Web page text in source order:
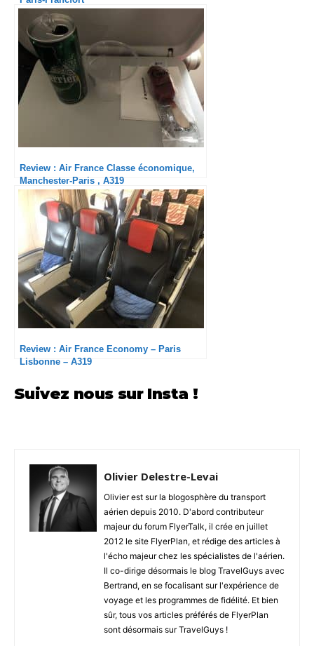
Review : Air France Classe économique,
Manchester-Paris , A319
Review : Air France Economy – Paris
Lisbonne – A319
Suivez nous sur Insta !
Olivier Delestre-Levai
Olivier est sur la blogosphère du transport
aérien depuis 2010. D'abord contributeur
majeur du forum FlyerTalk, il crée en juillet
2012 le site FlyerPlan, et rédige des articles à
l'écho majeur chez les spécialistes de l'aérien.
Il co-dirige désormais le blog TravelGuys avec
Bertrand, en se focalisant sur l'expérience de
voyage et les programmes de fidélité. Et bien
sûr, tous vos articles préférés de FlyerPlan
sont désormais sur TravelGuys !